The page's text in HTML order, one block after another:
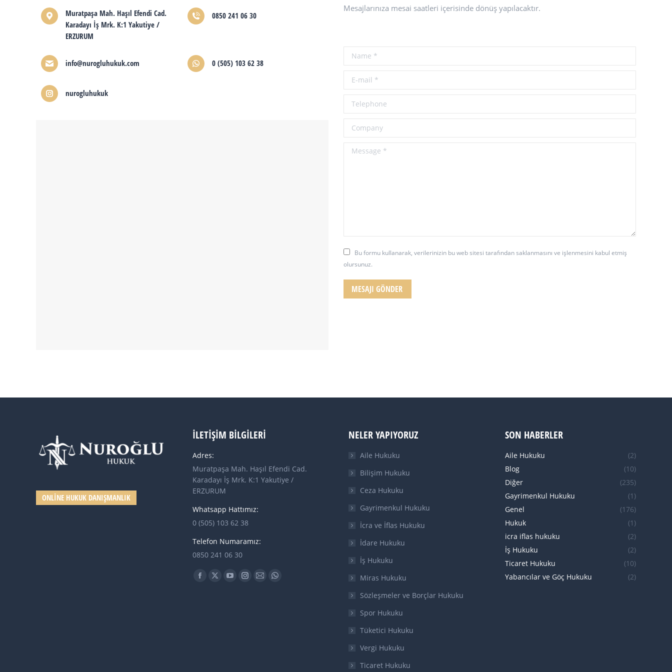
Muratpaşa Mah. Haşıl Efendi Cad.
Karadayı İş Mrk. K:1 Yakutiye /
ERZURUM
0850 241 06 30
info@nurogluhukuk.com 0 (505) 103 62 38
nurogluhukuk
Mesajlarınıza mesai saatleri içerisinde dönüş yapılacaktır.
Name *
E-mail *
Telephone
Company
Message *
Bu formu kullanarak, verilerinizin bu web sitesi tarafından saklanmasını ve işlenmesini kabul etmiş
olursunuz.
MESAJI GÖNDER
ONLINE HUKUK DANIŞMANLIK
İLETIŞIM BILGILERI
Adres:
Muratpaşa Mah. Haşıl Efendi Cad.
Karadayı İş Mrk. K:1 Yakutiye /
ERZURUM
Whatsapp Hattımız:
0 (505) 103 62 38
Telefon Numaramız:
0850 241 06 30
Find us on:
Facebook
X
YouTubeInstagram
MailWhatsapp
NELER YAPIYORUZ
Aile Hukuku
Bilişim Hukuku
Ceza Hukuku
Gayrimenkul Hukuku
İcra ve İflas Hukuku
İdare Hukuku
İş Hukuku
Miras Hukuku
Sözleşmeler ve Borçlar Hukuku
Spor Hukuku
Tüketici Hukuku
Vergi Hukuku
Ticaret Hukuku
SON HABERLER
Aile Hukuku
(2)
Blog
(10)
Diğer
(235)
Gayrimenkul Hukuku
(1)
Genel
(176)
Hukuk
(1)
icra iflas hukuku
(2)
İş Hukuku
(2)
Ticaret Hukuku
(10)
Yabancılar ve Göç Hukuku
(2)